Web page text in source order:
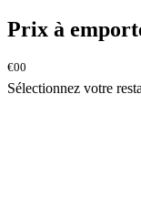
Prix à
€00
Sélectionnez votre